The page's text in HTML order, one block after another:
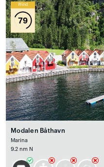
Wind
79
Modalen Båthavn
Marina
9.2 nm N